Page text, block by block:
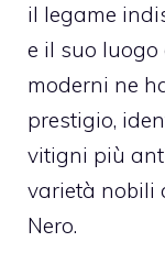
il legame
e il suo luogo
moderni ne
prestigio,
vitigni più
varietà nobili
Nero.